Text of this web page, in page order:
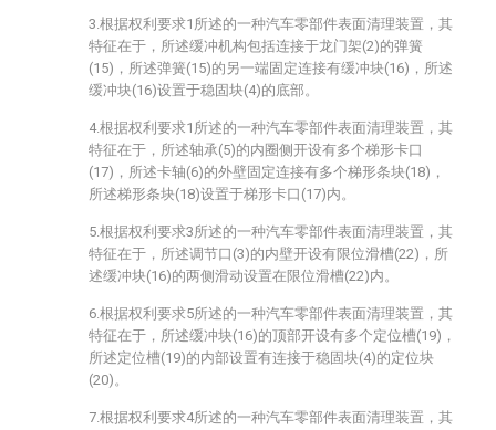
3.根据权利要求1所述的一种汽车零部件表面清理装置，其
特征在于，所述缓冲机构包括连接于龙门架(2)的弹簧
(15)，所述弹簧(15)的另一端固定连接有缓冲块(16)，所述
缓冲块(16)设置于稳固块(4)的底部。
4.根据权利要求1所述的一种汽车零部件表面清理装置，其
特征在于，所述轴承(5)的内圈侧开设有多个梯形卡口
(17)，所述卡轴(6)的外壁固定连接有多个梯形条块(18)，
所述梯形条块(18)设置于梯形卡口(17)内。
5.根据权利要求3所述的一种汽车零部件表面清理装置，其
特征在于，所述调节口(3)的内壁开设有限位滑槽(22)，所
述缓冲块(16)的两侧滑动设置在限位滑槽(22)内。
6.根据权利要求5所述的一种汽车零部件表面清理装置，其
特征在于，所述缓冲块(16)的顶部开设有多个定位槽(19)，
所述定位槽(19)的内部设置有连接于稳固块(4)的定位块
(20)。
7.根据权利要求4所述的一种汽车零部件表面清理装置，其